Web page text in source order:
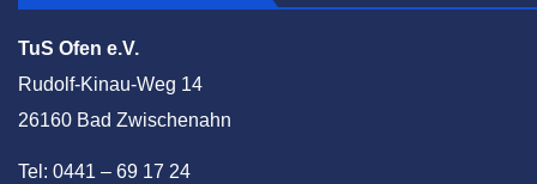
TuS Ofen e.V.
Rudolf-Kinau-Weg 14
26160 Bad Zwischenahn
Tel: 0441 – 69 17 24